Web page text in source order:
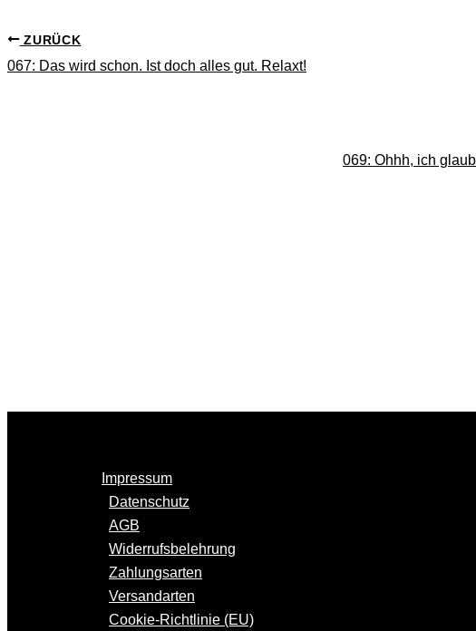
ZURÜCK
067: Das wird schon. Ist doch alles gut. Relaxt!
069: Ohhh, ich
Impressum
Datenschutz
AGB
Widerrufsbelehrung
Zahlungsarten
Versandarten
Cookie-Richtlinie (EU)